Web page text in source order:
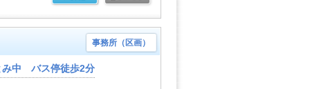
事務所（区画）
み中 バス停徒歩2分